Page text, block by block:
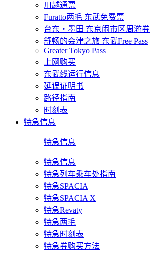
川越通票
Furatto两毛 东武免费票
台东・墨田 东京闹市区周游券
舒畅的会津之旅 东武Free Pass
Greater Tokyo Pass
上网购买
东武线运行信息
延误证明书
路径指南
时刻表
特急信息
特急信息
特急信息
特急列车乘车处指南
特急SPACIA
特急SPACIA X
特急Revaty
特急两毛
特急时刻表
特急券购买方法